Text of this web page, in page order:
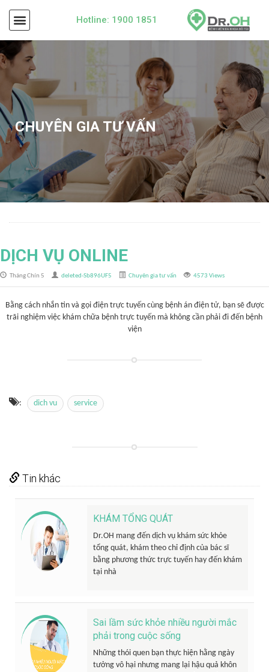
Hotline: 1900 1851
CHUYÊN GIA TƯ VẤN
DỊCH VỤ ONLINE
Tháng Chín 5 deleted-Sb896UF5 Chuyên gia tư vấn 4573 Views
Bằng cách nhắn tin và gọi điện trực tuyến cùng bệnh án điện tử, bạn sẽ được
trãi nghiệm việc khám chữa bệnh trực tuyến mà không cần phải đi đến bệnh
viện
: dich vu service
Tin khác
KHÁM TỔNG QUÁT
Dr.OH mang đến dịch vụ khám sức khỏe
tổng quát, khám theo chỉ định của bác sĩ
bằng phương thức trực tuyến hay đến khám
tại nhà
Sai lầm sức khỏe nhiều người mắc
phải trong cuộc sống
Những thói quen bạn thực hiện hằng ngày
tưởng vô hại nhưng mang lại hậu quả khôn